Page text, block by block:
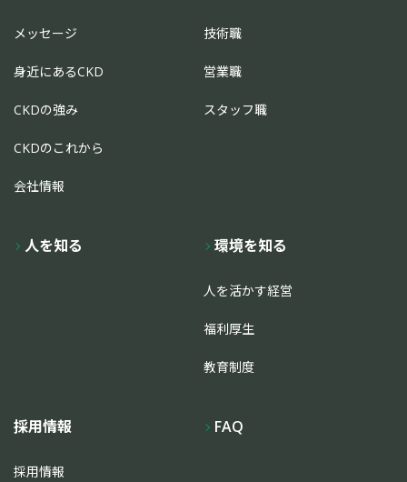
メッセージ
身近にあるCKD
CKDの強み
CKDのこれから
会社情報
技術職
営業職
スタッフ職
人を知る 環境を知る
人を活かす経営
福利厚生
教育制度
採用情報
採用情報
FAQ